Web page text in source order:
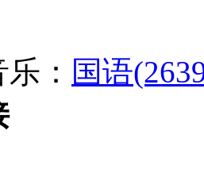
： 国语